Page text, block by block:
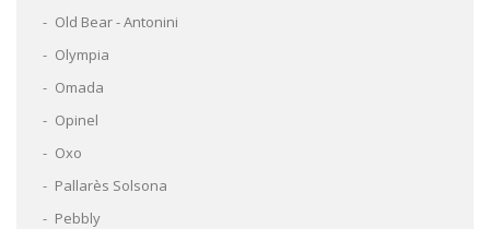
Old Bear - Antonini
Olympia
Omada
Opinel
Oxo
Pallarès Solsona
Pebbly